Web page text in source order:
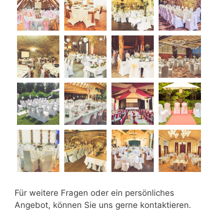
Für weitere Fragen oder ein persönliches
Angebot, können Sie uns gerne kontaktieren.